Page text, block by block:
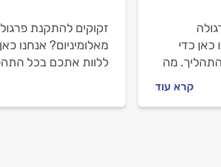
כאן כדי
מה
התיקון
כל
קרא עוד
זקוקים להתקנת
מאלומיניום? אנחנו
ללוות אתכם בכל
מאלומיניום, איך
מתקין הפרגולות לפני